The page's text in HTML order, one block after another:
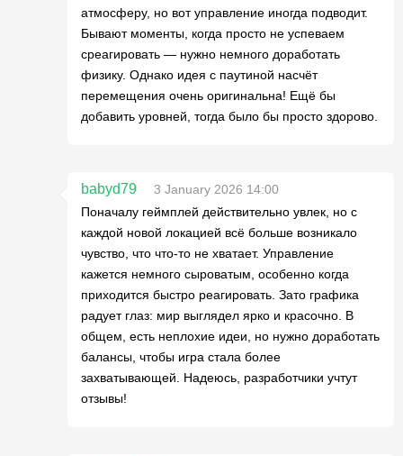
атмосферу, но вот управление иногда подводит.
Бывают моменты, когда просто не успеваем
среагировать — нужно немного доработать
физику. Однако идея с паутиной насчёт
перемещения очень оригинальна! Ещё бы
добавить уровней, тогда было бы просто здорово.
babyd79
3 January 2026 14:00
Поначалу геймплей действительно увлек, но с
каждой новой локацией всё больше возникало
чувство, что что-то не хватает. Управление
кажется немного сыроватым, особенно когда
приходится быстро реагировать. Зато графика
радует глаз: мир выглядел ярко и красочно. В
общем, есть неплохие идеи, но нужно доработать
балансы, чтобы игра стала более
захватывающей. Надеюсь, разработчики учтут
отзывы!